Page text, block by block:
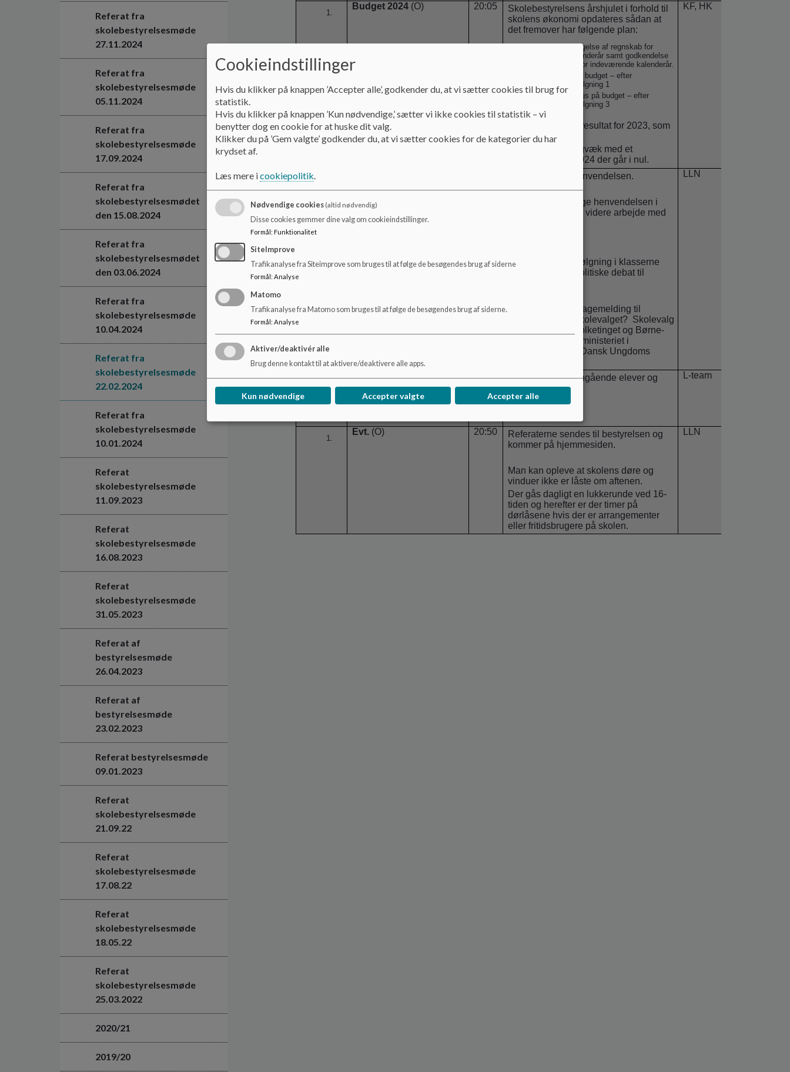
Referat fra
skolebestyrelsesmøde
27.11.2024
Referat fra
skolebestyrelsesmøde
05.11.2024
Referat fra
skolebestyrelsesmøde
17.09.2024
Referat fra
skolebestyrelsesmødet
den 15.08.2024
Referat fra
skolebestyrelsesmødet
den 03.06.2024
Referat fra
skolebestyrelsesmøde
10.04.2024
Referat fra
skolebestyrelsesmøde
22.02.2024
Referat fra
skolebestyrelsesmøde
10.01.2024
Referat
skolebestyrelsesmøde
11.09.2023
Referat
skolebestyrelsesmøde
16.08.2023
Referat
skolebestyrelsesmøde
31.05.2023
Referat af
bestyrelsesmøde
26.04.2023
Referat af
bestyrelsesmøde
23.02.2023
Referat bestyrelsesmøde
09.01.2023
Referat
skolebestyrelsesmøde
21.09.22
Referat
skolebestyrelsesmøde
17.08.22
Referat
skolebestyrelsesmøde
18.05.22
Referat
skolebestyrelsesmøde
25.03.2022
2020/21
2019/20
Budget 2024 (O) 20:05
Skolebestyrelsens årshjulet i forhold til
skolens økonomi opdateres sådan at
det fremover har følgende plan:
April: Fremlæggelse af regnskab for
forrige kalenderår samt godkendelse
af budget for indeværende kalenderår.
Juni: Status på budget – efter
budgetopfølgning 1
Okt./nov.: Status på budget – efter
budgetopfølgning 3
Afventer endeligt resultat for 2023, som
kommer i marts.
Planlægger stadigvæk med et
driftsresultat for 2024 der går i nul.
KF, HK
Orientering om henvendelsen.
Forslag om at bruge henvendelsen i
skolebestyrelsens videre arbejde med
Der har været opfølgning i klasserne
efter den fælles politiske debat til
Kan vi lave en tilbagemelding til
arrangørerne af skolevalget? Skolevalg
er arrangeret af Folketinget og Børne-
og Undervisningsministeriet i
samarbejde med Dansk Ungdoms
LLN
ledelsen(O)
Personale/ledelse
Kort orientering angående elever og
personale.
L-team
Evt. (O) 20:50
Referaterne sendes til bestyrelsen og
kommer på hjemmesiden.
Man kan opleve at skolens døre og
vinduer ikke er låste om aftenen.
Der gås dagligt en lukkerunde ved 16-
tiden og herefter er der timer på
dørlåsene hvis der er arrangementer
eller fritidsbrugere på skolen.
LLN
Cookieindstillinger
Hvis du klikker på knappen ’Accepter alle’, godkender du, at vi sætter cookies til brug for
statistik.
Hvis du klikker på knappen ’Kun nødvendige,’ sætter vi ikke cookies til statistik – vi
benytter dog en cookie for at huske dit valg.
Klikker du på ’Gem valgte’ godkender du, at vi sætter cookies for de kategorier du har
krydset af.
Læs mere icookiepolitik.
Nødvendige cookies(altid nødvendig)
Disse cookies gemmer dine valg om cookieindstillinger.
Formål: Funktionalitet
SiteImprove
Trafikanalyse fra Siteimprove som bruges til at følge de besøgendes brug af siderne
Formål : Analyse
Matomo
Trafikanalyse fra Matomo som bruges til at følge de besøgendes brug af siderne.
Formål : Analyse
Aktiver/deaktivér alle
Brug denne kontakt til at aktivere/deaktivere alle apps.
Kun nødvendige Accepter valgte Accepter alle